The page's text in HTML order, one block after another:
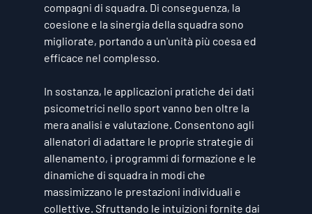
compagni di squadra. Di conseguenza, la
coesione e la sinergia della squadra sono
migliorate, portando a un'unità più coesa ed
efficace nel complesso.
In sostanza, le applicazioni pratiche dei dati
psicometrici nello sport vanno ben oltre la
mera analisi e valutazione. Consentono agli
allenatori di adattare le proprie strategie di
allenamento, i programmi di formazione e le
dinamiche di squadra in modi che
massimizzano le prestazioni individuali e
collettive. Sfruttando le intuizioni fornite dai